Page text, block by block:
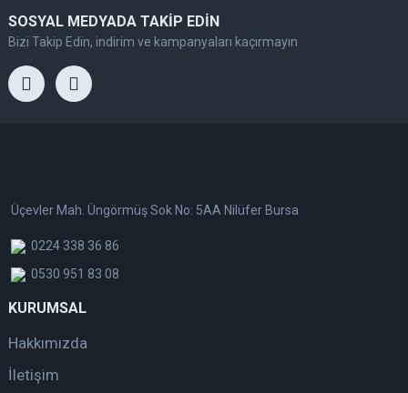
SOSYAL MEDYADA TAKİP EDİN
Bizi Takip Edin, indirim ve kampanyaları kaçırmayın
Üçevler Mah. Üngörmüş Sok No: 5AA Nilüfer Bursa
0224 338 36 86
0530 951 83 08
KURUMSAL
Hakkımızda
İletişim